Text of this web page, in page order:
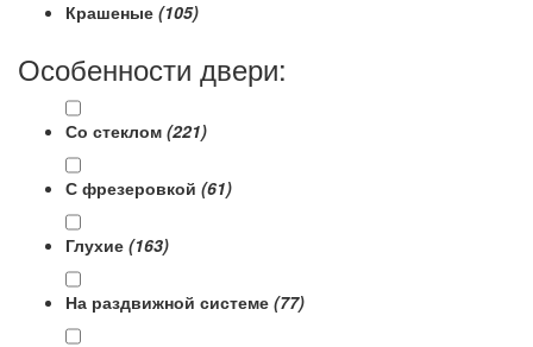
Крашеные (105)
Особенности двери:
Со стеклом (221)
С фрезеровкой (61)
Глухие (163)
На раздвижной системе (77)